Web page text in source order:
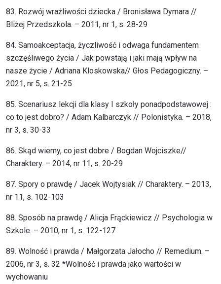
83. Rozwój wrażliwości dziecka / Bronisława Dymara //
Bliżej Przedszkola. – 2011, nr 1, s. 28-29
84. Samoakceptacja, życzliwość i odwaga fundamentem
szczęśliwego życia / Jak powstają i jaki mają wpływ na
nasze życie / Adriana Kloskowska// Głos Pedagogiczny. –
2021, nr 5, s. 21-25
85. Scenariusz lekcji dla klasy I szkoły ponadpodstawowej :
co to jest dobro? / Adam Kalbarczyk // Polonistyka. – 2018,
nr 3, s. 30-33
86. Skąd wiemy, co jest dobre / Bogdan Wojciszke//
Charaktery. – 2014, nr 11, s. 20-29
87. Spory o prawdę / Jacek Wojtysiak // Charaktery. – 2013,
nr 11, s. 102-103
88. Sposób na prawdę / Alicja Frąckiewicz // Psychologia w
Szkole. – 2010, nr 1, s. 122-127
89. Wolność i prawda / Małgorzata Jałocho // Remedium. –
2006, nr 3, s. 32 *Wolność i prawda jako wartości w
wychowaniu